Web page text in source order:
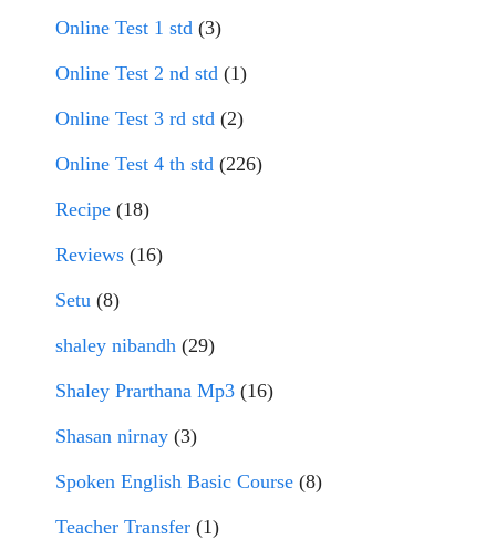
Online Test 1 std (3)
Online Test 2 nd std (1)
Online Test 3 rd std (2)
Online Test 4 th std (226)
Recipe (18)
Reviews (16)
Setu (8)
shaley nibandh (29)
Shaley Prarthana Mp3 (16)
Shasan nirnay (3)
Spoken English Basic Course (8)
Teacher Transfer (1)